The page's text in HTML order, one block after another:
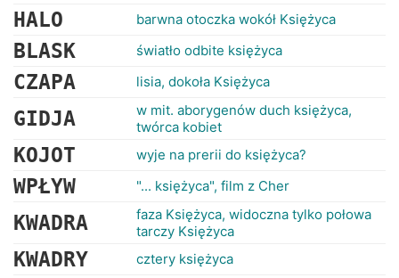
HALO barwna otoczka wokół Księżyca
BLASK światło odbite księżyca
CZAPA lisia, dokoła Księżyca
GIDJA
w mit. aborygenów duch księżyca,
twórca kobiet
KOJOT wyje na prerii do księżyca?
WPŁYW "... księżyca", film z Cher
KWADRA
faza Księżyca, widoczna tylko połowa
tarczy Księżyca
KWADRY cztery księżyca